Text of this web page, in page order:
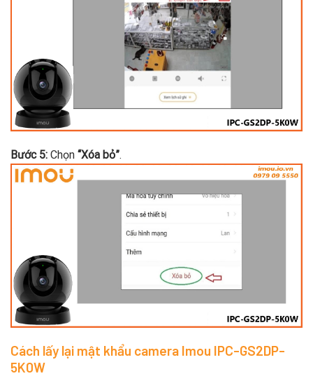
Bước 5: Chọn “Xóa bỏ”.
Cách lấy lại mật khẩu camera Imou IPC-GS2DP-
5K0W